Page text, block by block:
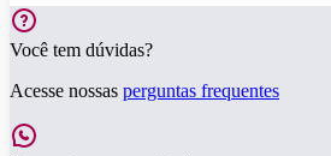
Você tem dúvidas?
Acesse nossas perguntas frequentes